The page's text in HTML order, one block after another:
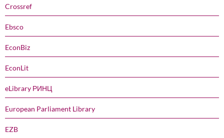
Crossref
Ebsco
EconBiz
EconLit
eLibrary РИНЦ
European Parliament Library
EZB